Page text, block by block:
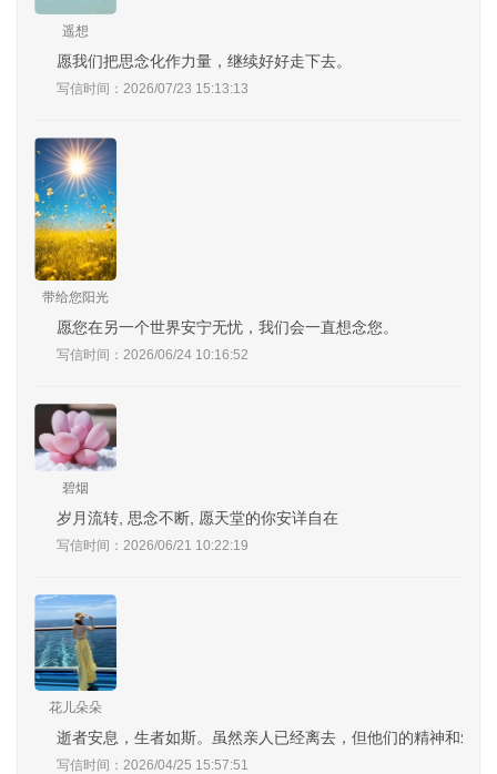
遥想
愿我们把思念化作力量，继续好好走下去。
写信时间：2026/07/23 15:13:13
带给您阳光
愿您在另一个世界安宁无忧，我们会一直想念您。
写信时间：2026/06/24 10:16:52
碧烟
岁月流转, 思念不断, 愿天堂的你安详自在
写信时间：2026/06/21 10:22:19
花儿朵朵
逝者安息，生者如斯。虽然亲人已经离去，但他们的精神和爱
写信时间：2026/04/25 15:57:51